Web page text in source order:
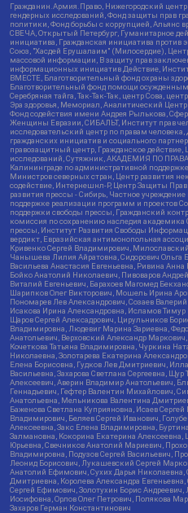
Гражданин.Армия.Право, Нижегородский
гендерных исследований, Фонд защиты прав
политики, Фонд борьбы с коррупцией,
СВЕЧА, Открытый Петербург, Гуманитарное
инициатива, Гражданская инициатива против
Союз, "Хасдей Ерушалаим" (Милосердие),
массовой информации, В защиту прав
информационных инициатив Действие,
ВМЕСТЕ, Благотворительный фонд охраны
Благотворительный фонд помощи осужденным
Серебряная тайга, Так-Так-Так, центр Сова,
Эра здоровья, Мемориал, Аналитический
Фонд содействия имени Андрея Рылькова,
Женщины Евразии, СИБАЛЬТ, Институт прав
исследовательский центр по правам
гражданских инициатив и социального
правозащитный центр, Гражданское
исследований, Сутяжник, АКАДЕМИЯ ПО
Калининграде по административной
Министров северных стран, Центр развития
содействие, Интернешнл-Р, Центр Защиты
развития прессы - Сибирь, Частное
поддержке реализации программ и проектов
поддержки свободы прессы, Гражданский
комиссия по сохранению наследия
прессы, Институт Развития Свободы
вердикт, Евразийская антимонопольная
Кривенко Сергей Владимирович,
Чанышева Лилия Айратовна, Сидорович Ольга
Васильева Анастасия Евгеньевна, Ривина
Бойко Анатолий Николаевич, Пивоваров
Виталий Евгеньевич, Барахоев Магомед
Шарипков Олег Викторович, Мошель Ирина
Пономарев Лев Александрович, Созаев
Исакова Ирина Александровна, Исламов Тимур
Щаров Сергей Алексадрович, Цирульников
Владимировна, Людевиг Марина Зариевна,
Анатольевич, Верховский Александр
Кочеткова Татьяна Владимировна, Чуркина
Николаевна, Золотарева Екатерина
Елена Борисовна, Гудков Лев Дмитриевич,
Васильевна, Захарова Светлана Сергеевна,
Алексеевич, Аверин Владимир Анатольевич,
Геннадьевич, Гефтер Валентин Михайлович,
Анатольевна, Мельникова Валентина
Баженова Светлана Куприяновна, Исаев
Владимирович, Беляев Сергей Иванович,
Алексеевна, Закс Елена Владимировна,
Залмановна, Кокорина Екатерина
Юрьевна, Свечников Анатолий Мариевич,
Владимировна, Подузов Сергей Васильевич,
Леонид Борисович, Лукашевский Сергей
Анатолий Ефимович, Сухих Дарья Николаевна,
Дмитриевна, Королева Александра
Сергей Ефимович, Золотухин Борис
Иосифовна, Орлов Олег Петрович, Полякова
Захаров Герман Константинович